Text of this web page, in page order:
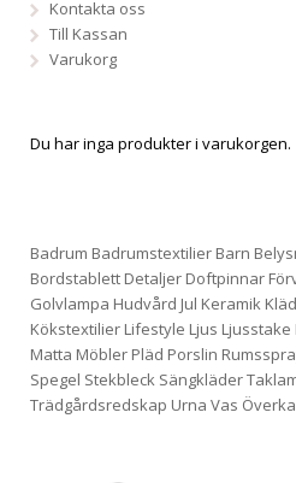
Kontakta oss
Till Kassan
Varukorg
Du har inga produkter i varukorgen.
Badrum Badrumstextilier Barn
Bordstablett Detaljer Doftpinnar
Golvlampa Hudvård Jul Keramik
Kökstextilier Lifestyle Ljus Ljusstake
Matta Möbler Pläd Porslin
Spegel Stekbleck Sängkläder
Trädgårdsredskap Urna Vas